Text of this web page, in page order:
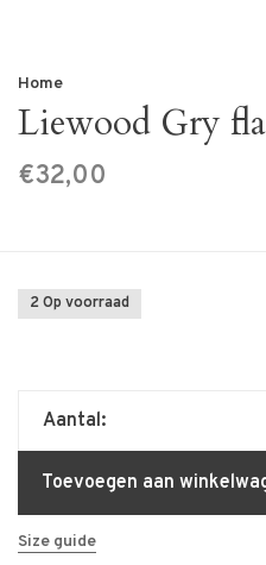
Home
Liewood Gry
€32,00
2 Op voorraad
Aantal:
Toevoegen aan
Size guide